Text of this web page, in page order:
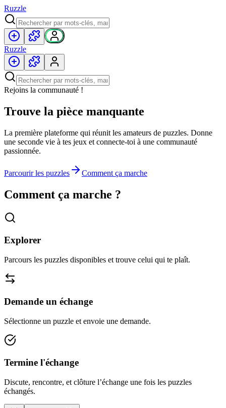
Ruzzle
Ruzzle
Rejoins la communauté !
Trouve la pièce manquante
La première plateforme qui réunit les amateurs de puzzles. Donne
une seconde vie à tes jeux et connecte-toi à une communauté
passionnée.
Parcourir les puzzles Comment ça marche
Comment ça marche ?
Explorer
Parcours les puzzles disponibles et trouve celui qui te plaît.
Demande un échange
Sélectionne un puzzle et envoie une demande.
Termine l'échange
Discute, rencontre, et clôture l’échange une fois les puzzles
échangés.